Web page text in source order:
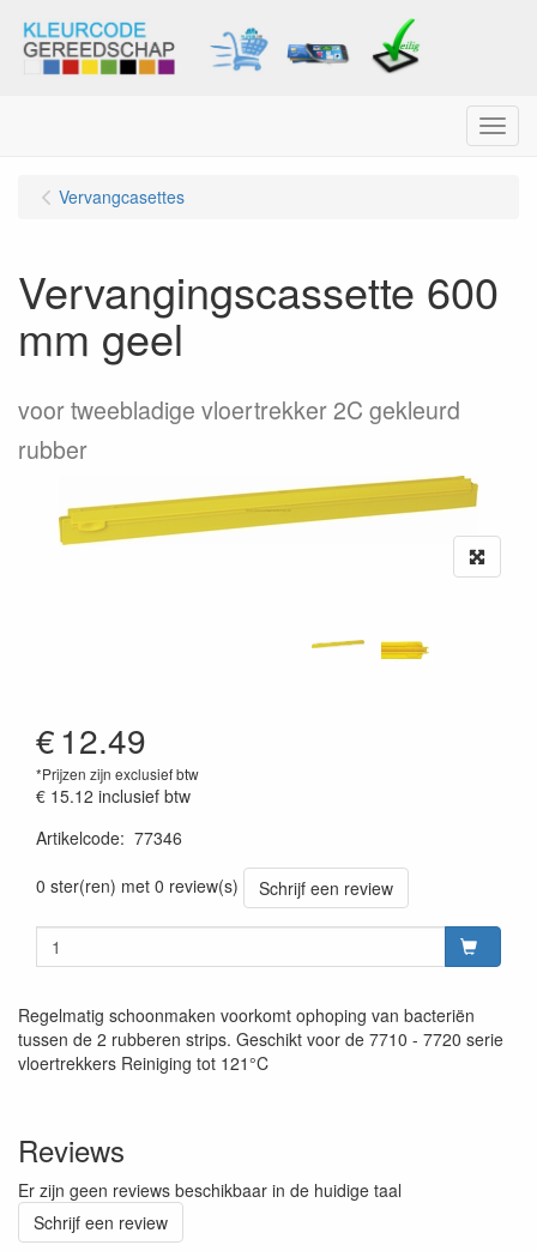
Menu
Vervangcasettes
Vervangingscassette 600
mm geel
voor tweebladige vloertrekker 2C gekleurd
rubber
€12.49
*Prijzen zijn exclusief btw
€ 15.12 inclusief btw
Artikelcode: 77346
0 ster(ren) met 0 review(s)
Schrijf een review
Regelmatig schoonmaken voorkomt ophoping van bacteriën
tussen de 2 rubberen strips. Geschikt voor de 7710 - 7720 serie
vloertrekkers Reiniging tot 121°C
Reviews
Er zijn geen reviews beschikbaar in de huidige taal
Schrijf een review